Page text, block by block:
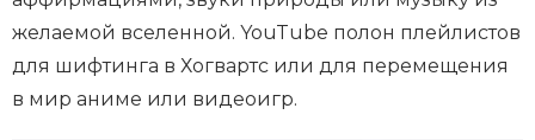
желаемой вселенной. YouTube полон плейлистов
для шифтинга в Хогвартс или для перемещения
в мир аниме или видеоигр.